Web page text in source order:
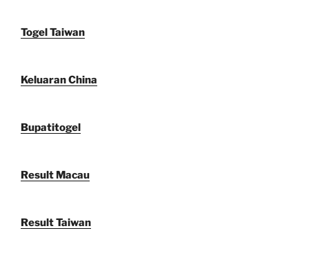
Togel Taiwan
Keluaran China
Bupatitogel
Result Macau
Result Taiwan